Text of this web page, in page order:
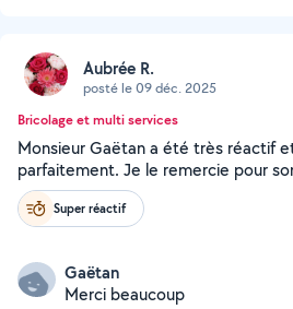
Aubrée R.
posté le 09 déc. 2025
Bricolage et multi services
Monsieur Gaëtan a été très réactif
parfaitement. Je le remercie pour
Super réactif
Gaëtan
Merci beaucoup